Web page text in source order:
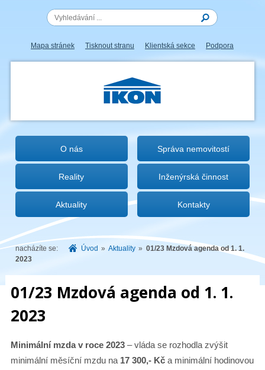
Mapa stránek Tisknout stranu Klientská sekce Podpora
IKON.CZ
O nás Správa nemovitostí
Reality Inženýrská činnost
Aktuality Kontakty
nacházíte se: Úvod » Aktuality » 01/23 Mzdová agenda od 1. 1.
2023
01/23 Mzdová agenda od 1. 1.
2023
Minimální mzda v roce 2023– vláda se rozhodla zvýšit
minimální měsíční mzdu na 17 300,- Kča minimální hodinovou